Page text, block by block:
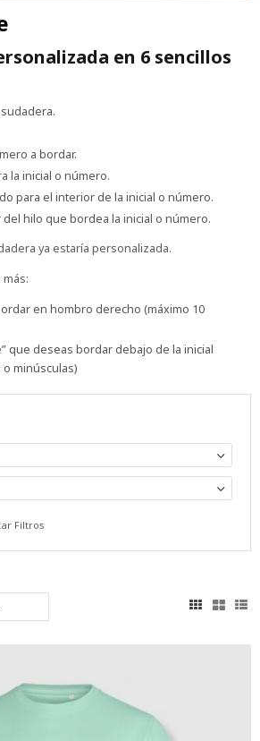
en 6 sencillos
a bordar.
la inicial o número.
para el interior de la inicial o número.
del hilo que bordea la inicial o número.
ya estaría personalizada.
en hombro derecho (máximo 10
que deseas bordar debajo de la inicial
minúsculas)
Filtros